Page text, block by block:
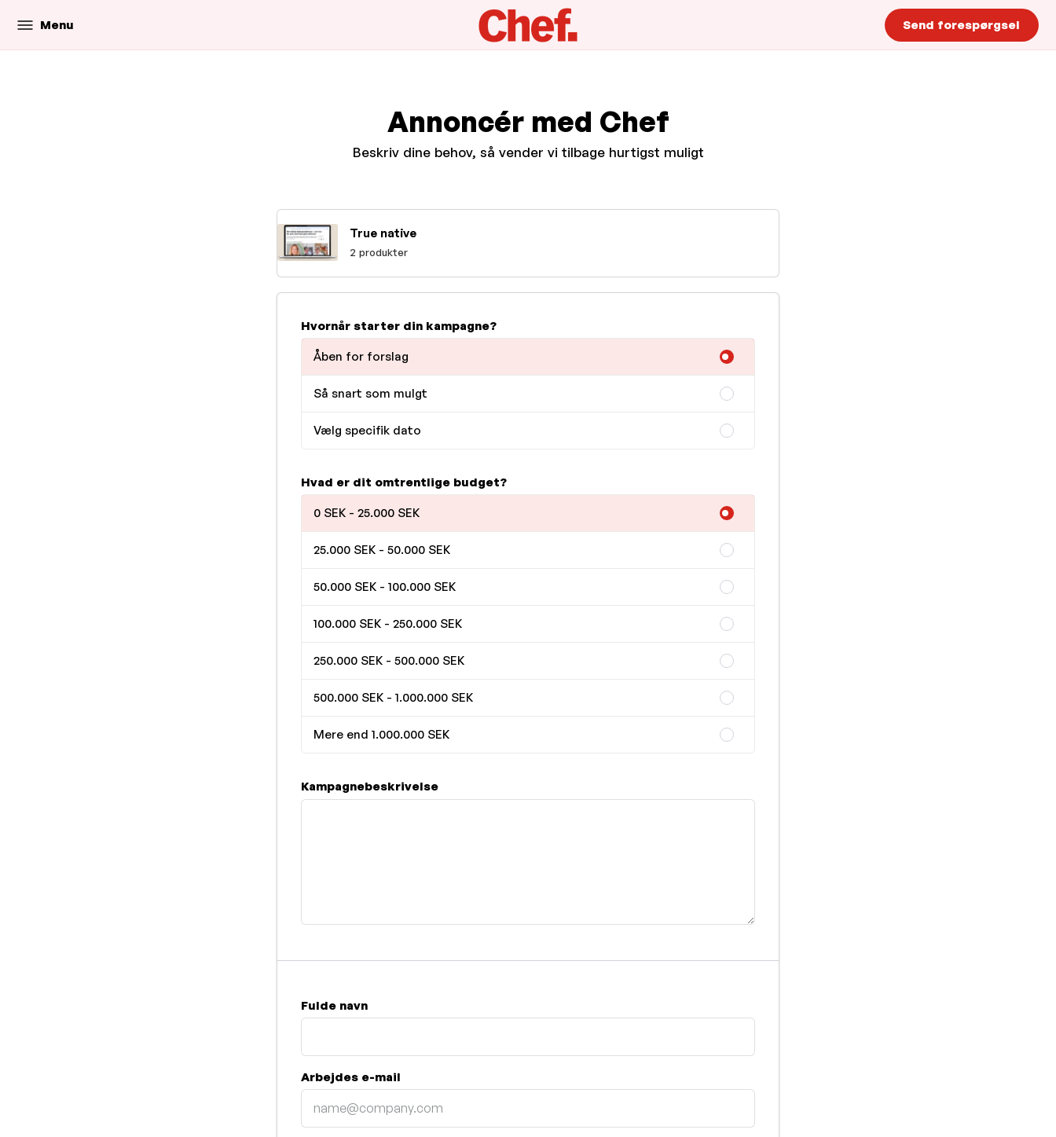
Menu Send forespørgsel
Annoncér med Chef
Beskriv dine behov, så vender vi tilbage hurtigst muligt
True native
2 produkter
Hvornår starter din kampagne?
Åben for forslag
Så snart som mulgt
Vælg specifik dato
Hvad er dit omtrentlige budget?
0 SEK - 25.000 SEK
25.000 SEK - 50.000 SEK
50.000 SEK - 100.000 SEK
100.000 SEK - 250.000 SEK
250.000 SEK - 500.000 SEK
500.000 SEK - 1.000.000 SEK
Mere end 1.000.000 SEK
Kampagnebeskrivelse
Fulde navn
Arbejdes e-mail